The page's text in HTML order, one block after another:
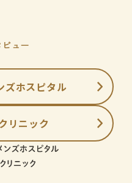
ビュー
ズホスピタル
リニック